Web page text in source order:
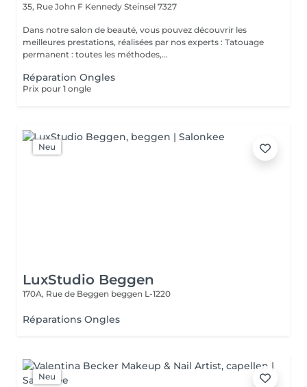
35, Rue John F Kennedy Steinsel 7327
Dans notre salon de beauté, vous pouvez découvrir les
meilleures prestations, réalisées par nos experts : Tatouage
permanent : toutes les méthodes,...
Réparation Ongles
Prix pour 1 ongle
Neu
LuxStudio Beggen
170A, Rue de Beggen beggen L-1220
Réparations Ongles
Neu